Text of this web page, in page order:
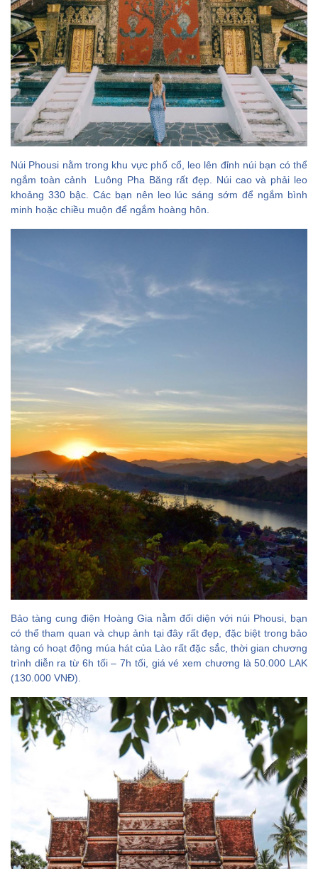
Núi Phousi nằm trong khu vực phố cổ, leo lên đỉnh núi bạn có thể
ngắm toàn cảnh Luông Pha Băng rất đẹp. Núi cao và phải leo
khoảng 330 bậc. Các bạn nên leo lúc sáng sớm để ngắm bình
minh hoặc chiều muộn để ngắm hoàng hôn.
Bảo tàng cung điện Hoàng Gia nằm đối diện với núi Phousi, bạn
có thể tham quan và chụp ảnh tại đây rất đẹp, đặc biệt trong bảo
tàng có hoạt động múa hát của Lào rất đặc sắc, thời gian chương
trình diễn ra từ 6h tối – 7h tối, giá vé xem chương là 50.000 LAK
(130.000 VNĐ).